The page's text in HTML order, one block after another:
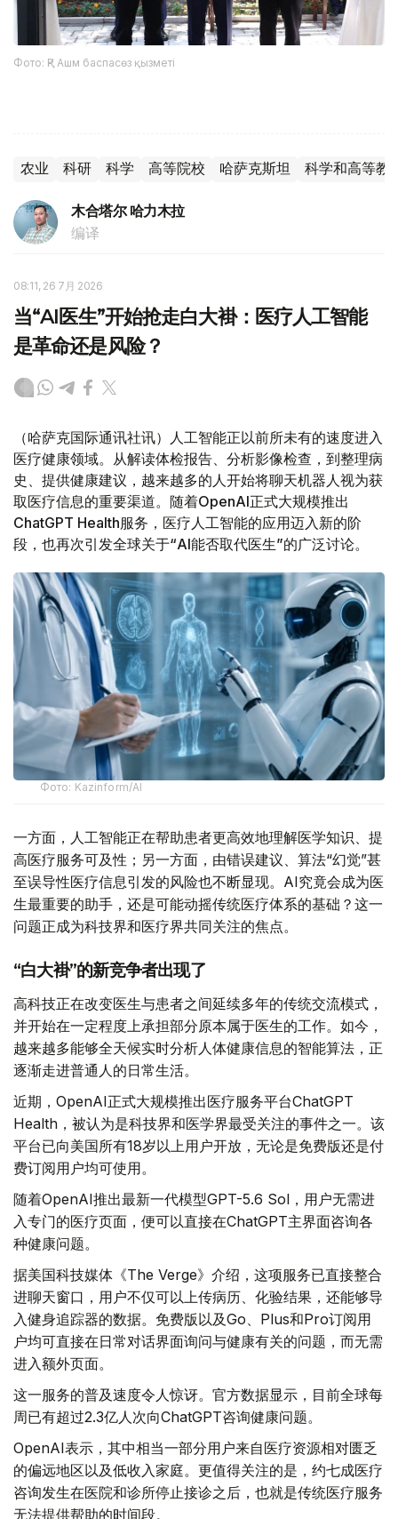
Фото: ҚР Ашм баспасөз қызметі
农业 科研 科学 高等院校 哈萨克斯坦 科学和高等教
木合塔尔 哈力木拉
编译
08:11, 26 7月 2026
当“AI医生”开始抢走白大褂：医疗人工智能
是革命还是风险？
（哈萨克国际通讯社讯）人工智能正以前所未有的速度进入
医疗健康领域。从解读体检报告、分析影像检查，到整理病
史、提供健康建议，越来越多的人开始将聊天机器人视为获
取医疗信息的重要渠道。随着OpenAI正式大规模推出
ChatGPT Health服务，医疗人工智能的应用迈入新的阶
段，也再次引发全球关于“AI能否取代医生”的广泛讨论。
Фото: Kazinform/AI
一方面，人工智能正在帮助患者更高效地理解医学知识、提
高医疗服务可及性；另一方面，由错误建议、算法“幻觉”甚
至误导性医疗信息引发的风险也不断显现。AI究竟会成为医
生最重要的助手，还是可能动摇传统医疗体系的基础？这一
问题正成为科技界和医疗界共同关注的焦点。
“白大褂”的新竞争者出现了
高科技正在改变医生与患者之间延续多年的传统交流模式，
并开始在一定程度上承担部分原本属于医生的工作。如今，
越来越多能够全天候实时分析人体健康信息的智能算法，正
逐渐走进普通人的日常生活。
近期，OpenAI正式大规模推出医疗服务平台ChatGPT
Health，被认为是科技界和医学界最受关注的事件之一。该
平台已向美国所有18岁以上用户开放，无论是免费版还是付
费订阅用户均可使用。
随着OpenAI推出最新一代模型GPT-5.6 Sol，用户无需进
入专门的医疗页面，便可以直接在ChatGPT主界面咨询各
种健康问题。
据美国科技媒体《The Verge》介绍，这项服务已直接整合
进聊天窗口，用户不仅可以上传病历、化验结果，还能够导
入健身追踪器的数据。免费版以及Go、Plus和Pro订阅用
户均可直接在日常对话界面询问与健康有关的问题，而无需
进入额外页面。
这一服务的普及速度令人惊讶。官方数据显示，目前全球每
周已有超过2.3亿人次向ChatGPT咨询健康问题。
OpenAI表示，其中相当一部分用户来自医疗资源相对匮乏
的偏远地区以及低收入家庭。更值得关注的是，约七成医疗
咨询发生在医院和诊所停止接诊之后，也就是传统医疗服务
无法提供帮助的时间段。